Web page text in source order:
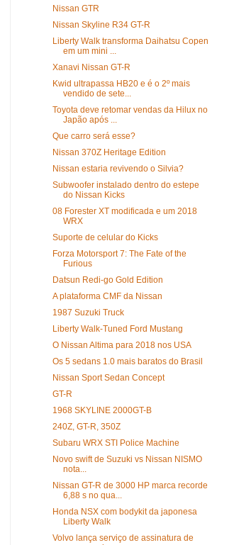
Nissan GTR
Nissan Skyline R34 GT-R
Liberty Walk transforma Daihatsu Copen
em um mini ...
Xanavi Nissan GT-R
Kwid ultrapassa HB20 e é o 2º mais
vendido de sete...
Toyota deve retomar vendas da Hilux no
Japão após ...
Que carro será esse?
Nissan 370Z Heritage Edition
Nissan estaria revivendo o Silvia?
Subwoofer instalado dentro do estepe
do Nissan Kicks
08 Forester XT modificada e um 2018
WRX
Suporte de celular do Kicks
Forza Motorsport 7: The Fate of the
Furious
Datsun Redi-go Gold Edition
A plataforma CMF da Nissan
1987 Suzuki Truck
Liberty Walk-Tuned Ford Mustang
O Nissan Altima para 2018 nos USA
Os 5 sedans 1.0 mais baratos do Brasil
Nissan Sport Sedan Concept
GT-R
1968 SKYLINE 2000GT-B
240Z, GT-R, 350Z
Subaru WRX STI Police Machine
Novo swift de Suzuki vs Nissan NISMO
nota...
Nissan GT-R de 3000 HP marca recorde
6,88 s no qua...
Honda NSX com bodykit da japonesa
Liberty Walk
Volvo lança serviço de assinatura de